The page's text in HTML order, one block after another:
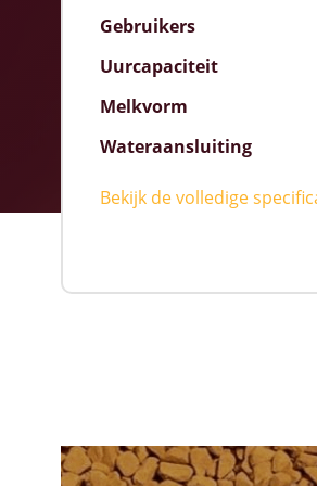
Gebruikers
Uurcapaciteit
Melkvorm
Wateraansluiting
Bekijk de volledige